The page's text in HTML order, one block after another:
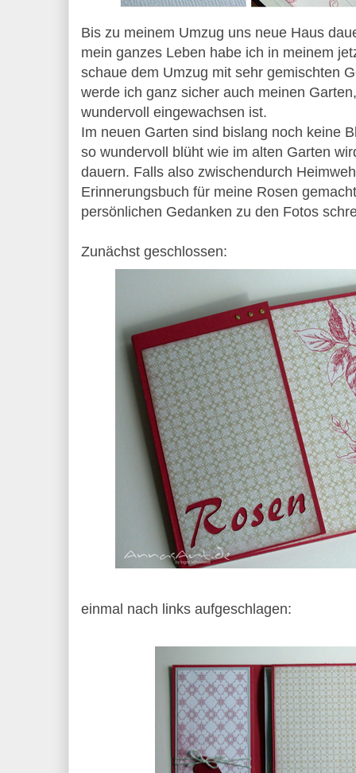
Bis zu meinem Umzug uns neue Haus
mein ganzes Leben habe ich in meinem
schaue dem Umzug mit sehr gemischten
werde ich ganz sicher auch meinen
wundervoll eingewachsen ist.
Im neuen Garten sind bislang noch keine
so wundervoll blüht wie im alten Garten
dauern. Falls also zwischendurch
Erinnerungsbuch für meine Rosen
persönlichen Gedanken zu den Fotos
Zunächst geschlossen:
einmal nach links aufgeschlagen: